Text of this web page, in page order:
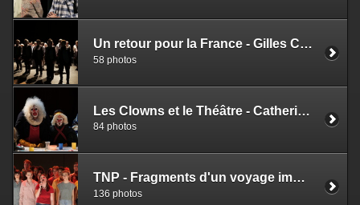
Un retour pour la France - Gilles Champion, Jean-Paul Alègre
58 photos
Les Clowns et le Théâtre - Catherine Germain
84 photos
TNP - Fragments d'un voyage immobile - Fernando Pessoa - Jean Bellorini
136 photos